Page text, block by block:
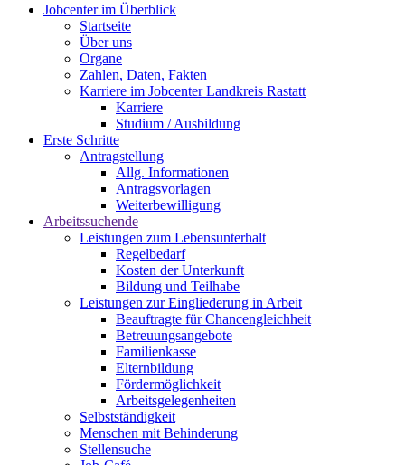
Jobcenter im Überblick
Startseite
Über uns
Organe
Zahlen, Daten, Fakten
Karriere im Jobcenter Landkreis Rastatt
Karriere
Studium / Ausbildung
Erste Schritte
Antragstellung
Allg. Informationen
Antragsvorlagen
Weiterbewilligung
Arbeitssuchende
Leistungen zum Lebensunterhalt
Regelbedarf
Kosten der Unterkunft
Bildung und Teilhabe
Leistungen zur Eingliederung in Arbeit
Beauftragte für Chancengleichheit
Betreuungsangebote
Familienkasse
Elternbildung
Fördermöglichkeit
Arbeitsgelegenheiten
Selbstständigkeit
Menschen mit Behinderung
Stellensuche